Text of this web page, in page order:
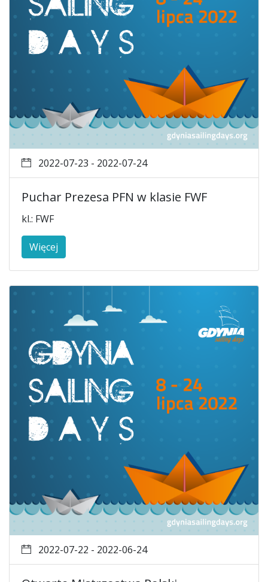
2022-07-23 - 2022-07-24
Puchar Prezesa PFN w klasie FWF
kl.: FWF
Więcej
2022-07-22 - 2022-06-24